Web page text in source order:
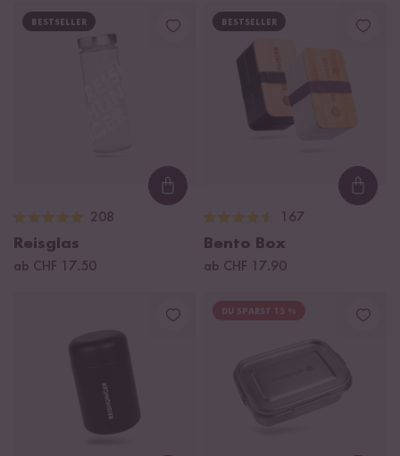
BESTSELLER
Loading...
208
Reisglas
ab CHF 17.50
BESTSELLER
167
Bento Box
ab CHF 17.90
DU SPARST 15 %